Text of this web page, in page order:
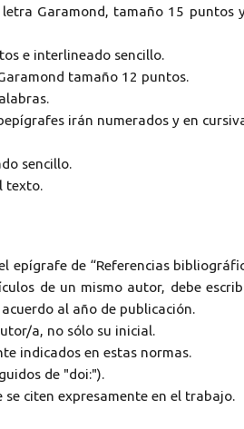
Garamond, tamaño 15 puntos
e interlineado sencillo.
tamaño 12 puntos.
irán numerados y en
sencillo.
texto.
de “Referencias
de un mismo autor, debe
al año de publicación.
a, no sólo su inicial.
indicados en estas normas.
de "doi:").
citen expresamente en el trabajo.